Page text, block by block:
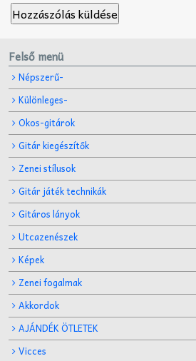
Felső menü
Népszerű-
Különleges-
Okos-gitárok
Gitár kiegészítők
Zenei stílusok
Gitár játék technikák
Gitáros lányok
Utcazenészek
Képek
Zenei fogalmak
Akkordok
AJÁNDÉK ÖTLETEK
Vicces